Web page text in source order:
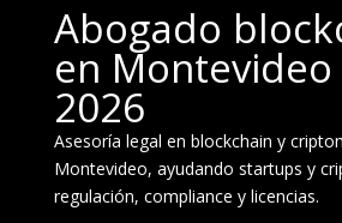
Abogado
en Montevideo
2026
Asesoría legal en blockchain y
Montevideo, ayudando startups y
regulación, compliance y licencias.